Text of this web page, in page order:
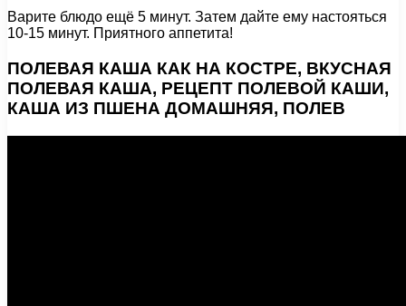
Варите блюдо ещё 5 минут. Затем дайте ему настояться
10-15 минут. Приятного аппетита!
ПОЛЕВАЯ КАША КАК НА КОСТРЕ, ВКУСНАЯ
ПОЛЕВАЯ КАША, РЕЦЕПТ ПОЛЕВОЙ КАШИ,
КАША ИЗ ПШЕНА ДОМАШНЯЯ, ПОЛЕВ